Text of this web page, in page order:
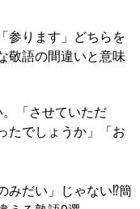
参ります」どちらを
敬語の間違いと意味
「させていただ
たでしょうか」「お
みだい」じゃない⁉簡